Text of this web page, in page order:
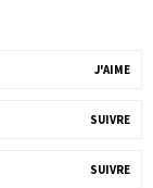
J'AIME
SUIVRE
SUIVRE